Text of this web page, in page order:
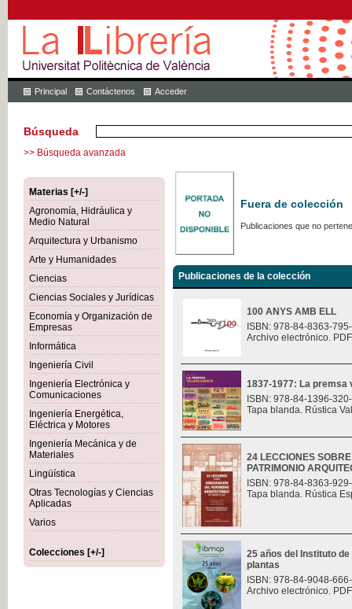
Principal Contáctenos Acceder
Búsqueda
>> Búsqueda avanzada
Materias [+/-]
Agronomía, Hidráulica y
Medio Natural
Arquitectura y Urbanismo
Arte y Humanidades
Ciencias
Ciencias Sociales y Jurídicas
Economía y Organización de
Empresas
Informática
Ingeniería Civil
Ingeniería Electrónica y
Comunicaciones
Ingeniería Energética,
Eléctrica y Motores
Ingeniería Mecánica y de
Materiales
Lingüística
Otras Tecnologías y Ciencias
Aplicadas
Varios
Colecciones [+/-]
Fuera de colección
Publicaciones que no
Publicaciones de la colección
100 ANYS AMB ELL
ISBN: 978-84-8363-
Archivo electrónico.
1837-1977: La premsa
ISBN: 978-84-1396-
Tapa blanda. Rústica
24 LECCIONES
PATRIMONIO
ISBN: 978-84-8363-
Tapa blanda. Rústica
25 años del Instituto
plantas
ISBN: 978-84-9048-
Archivo electrónico.